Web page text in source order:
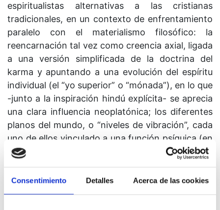
Consentimiento Detalles Acerca de las cookies
espiritualistas alternativas a las cristianas
tradicionales, en un contexto de enfrentamiento
paralelo con el materialismo filosófico: la
reencarnación tal vez como creencia axial, ligada
a una versión simplificada de la doctrina del
karma y apuntando a una evolución del espíritu
individual (el “yo superior” o “mónada”), en lo que
-junto a la inspiración hindú explícita- se aprecia
una clara influencia neoplatónica; los diferentes
planos del mundo, o “niveles de vibración”, cada
uno de ellos vinculado a una función psíquica (en
sentido prácticamente idéntico al de las cuatro
funciones de Jung, que no era teósofo pero que
sí es un gran referente para la New Age en su